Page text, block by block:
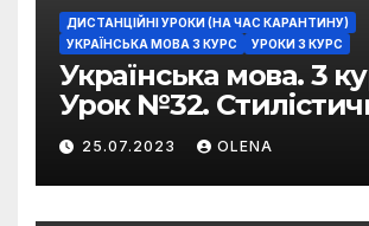
ДИСТАНЦІЙНІ УРОКИ (НА ЧАС КАРАНТИНУ)
УКРАЇНСЬКА МОВА 3 КУРС
УРОКИ 3 КУРС
Українська мова. 3
Урок №32.
забарвлення
фразеологізмів
25.07.2023 OLENA